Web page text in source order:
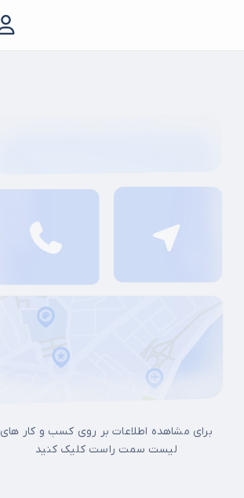
برای مشاهده اطلاعات بر روی کسب و کار های
لیست سمت راست کلیک کنید